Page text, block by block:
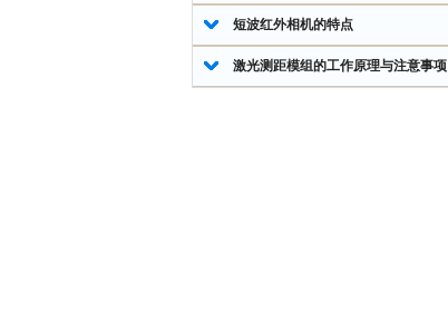
短波红外相机的特点
激光测距模组的工作原理与注意事项